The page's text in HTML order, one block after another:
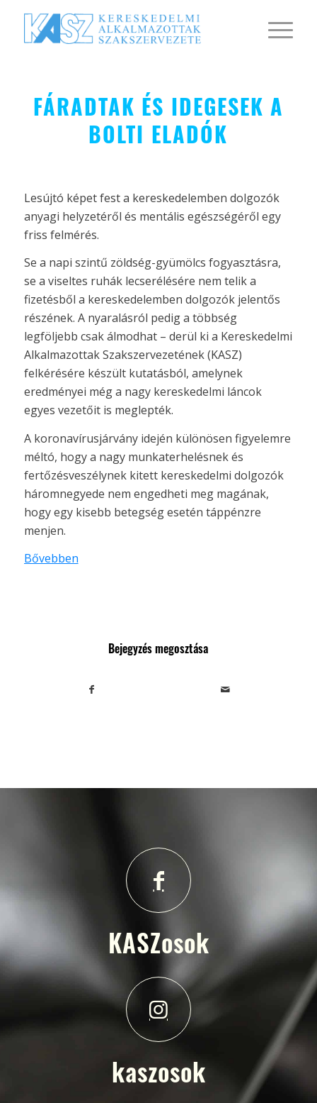
FÁRADTAK ÉS IDEGESEK A
BOLTI ELADÓK
Lesújtó képet fest a kereskedelemben dolgozók
anyagi helyzetéről és mentális egészségéről egy
friss felmérés.
Se a napi szintű zöldség-gyümölcs fogyasztásra,
se a viseltes ruhák lecserélésére nem telik a
fizetésből a kereskedelemben dolgozók jelentős
részének. A nyaralásról pedig a többség
legföljebb csak álmodhat – derül ki a Kereskedelmi
Alkalmazottak Szakszervezetének (KASZ)
felkérésére készült kutatásból, amelynek
eredményei még a nagy kereskedelmi láncok
egyes vezetőit is meglepték.
A koronavírusjárvány idején különösen figyelemre
méltó, hogy a nagy munkaterhelésnek és
fertőzésveszélynek kitett kereskedelmi dolgozók
háromnegyede nem engedheti meg magának,
hogy egy kisebb betegség esetén táppénzre
menjen.
Bővebben
Bejegyzés megosztása
KASZosok
kaszosok